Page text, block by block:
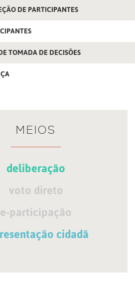
DE PARTICIPANTES
TOMADA DE DECISÕES
MEIOS
deliberação
voto direto
e-participação
cidadã